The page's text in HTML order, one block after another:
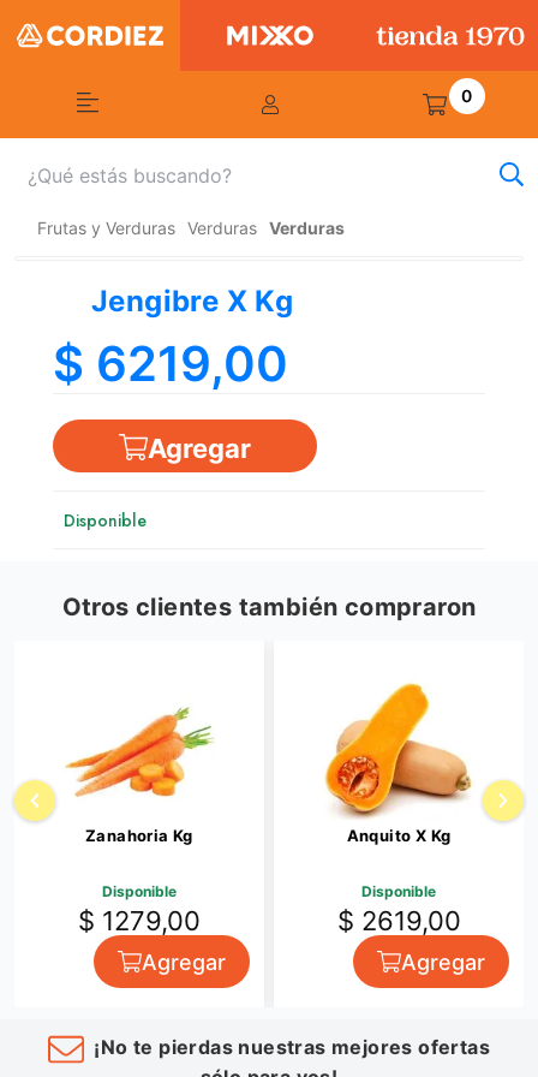
0
Frutas y Verduras Verduras Verduras
Jengibre X Kg
$ 6219,00
Agregar
Disponible
Otros clientes también compraron
Zanahoria Kg
Disponible
$ 1279,00
Agregar
Anquito X Kg
Disponible
$ 2619,00
Agregar
¡No te pierdas nuestras mejores ofertas